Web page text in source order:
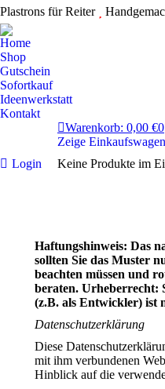
Plastrons für Reiter
Home
Shop
Gutschein
Sofortkauf
Ideenwerkstatt
Kontakt
Login
Warenkorb: 0,00 €0
Zeige Einkaufswagen
Keine Produkte im
Haftungshinweis: Das
sollten Sie das Muster
beachten müssen und
beraten. Urheberrecht:
(z.B. als Entwickler) ist
Datenschutzerklärung
Diese
mit ihm verbundenen
Hinblick auf die